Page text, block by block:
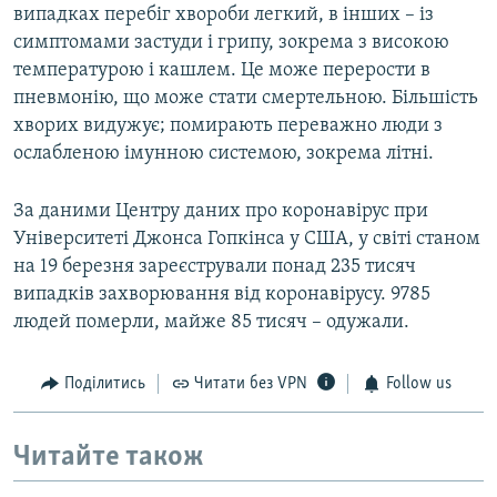
випадках перебіг хвороби легкий, в інших – із
симптомами застуди і грипу, зокрема з високою
температурою і кашлем. Це може перерости в
пневмонію, що може стати смертельною. Більшість
хворих видужує; помирають переважно люди з
ослабленою імунною системою, зокрема літні.
За даними Центру даних про коронавірус при
Університеті Джонса Гопкінса у США, у світі станом
на 19 березня зареєстрували понад 235 тисяч
випадків захворювання від коронавірусу. 9785
людей померли, майже 85 тисяч – одужали.
Поділитись Читати без VPN Follow us
Читайте також